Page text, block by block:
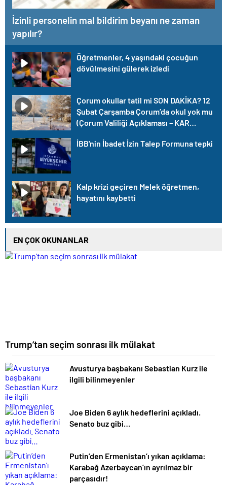
İzinli personelin mal bildirim beyanı ne zaman
yapılır?
Öğretmenler, 4 yaşındaki çocuğun
dövülmesini gülerek izledi
Çorum okullar tatil mi SON DAKİKA? 12
Şubat Çarşamba Çorum’da okul yok mu
(Çorum Valiliği Açıklaması – KAR
İBB'nin İbadet İzin Talep Formuna tepki
Kalp krizi geçiren Melek öğretmen,
hayatını kaybetti
EN ÇOK OKUNANLAR
Trump’tan seçim sonrası ilk mülakat
Avusturya başbakanı Sebastian Kurz ile
ilgili bilinmeyenler
Joe Biden 6 aylık hedeflerini açıkladı.
Senato buz gibi…
Putin’den Ermenistan’ı yıkan açıklama:
Karabağ Azerbaycan’ın ayrılmaz bir
parçasıdır!